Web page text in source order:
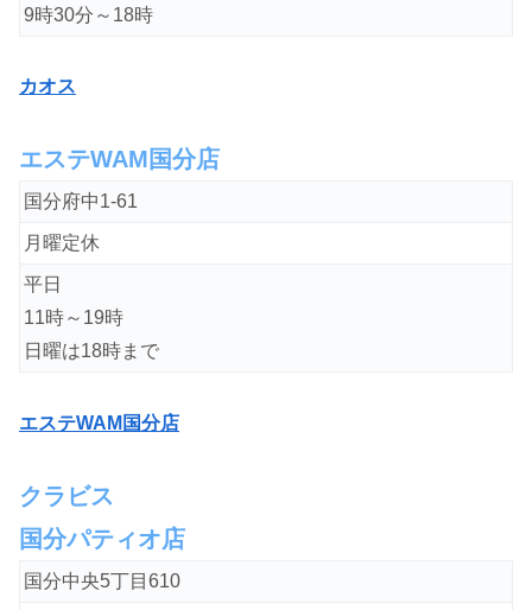
9時30分～18時
カオス
エステWAM国分店
国分府中1-61
月曜定休
平日
11時～19時
日曜は18時まで
エステWAM国分店
クラビス
国分パティオ店
国分中央5丁目610